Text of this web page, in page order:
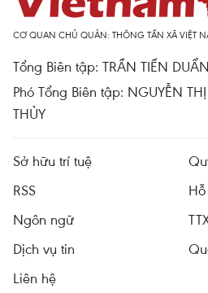
CƠ QUAN CHỦ QUẢN: THÔNG TẤN XÃ VIỆT
Tổng Biên tập: TRẦN TIẾN DUẨN
Phó Tổng Biên tập: NGUYỄN
THỦY
Sở hữu trí tuệ
RSS
Ngôn ngữ
Dịch vụ tin
Liên hệ